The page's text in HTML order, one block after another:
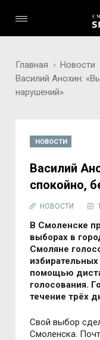
Главная
Новости
Василий Анохин:
нарушений»
НОВОСТИ
Василий
спокойно,
НОВОСТИ
В Смоленске
выборах в
Смоляне
помощью
голосования.
течение трёх
Свой выбор
Смоленска.